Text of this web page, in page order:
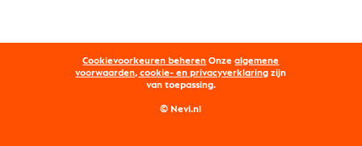
Word lid van Nevi
Nevi PMI®
Onderhandelen
Opleidingen
Maatwerk
Cookievoorkeuren beheren Onzealgemene
voorwaarden, cookie- en privacyverklaring zijn
van toepassing.
© Nevi.nl